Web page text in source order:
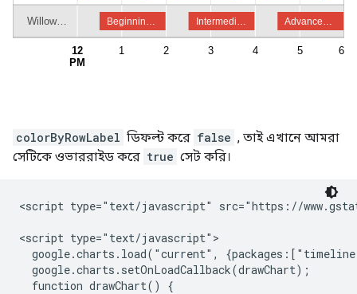
colorByRowLabel ডিফল্ট করে false , তাই এখানে আমরা
সেটিকে ওভাররাইড করে true সেট করি।
<script type="text/javascript" src="https://
<script type="text/javascript">
google.charts.load("current",
  google.charts.setOnLoadCallback(drawChart);
  function drawChart() {